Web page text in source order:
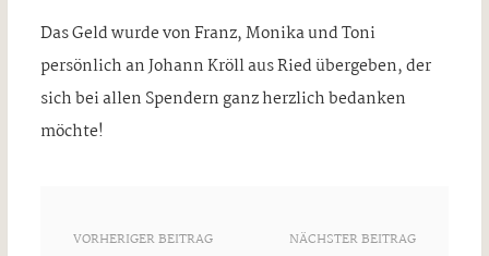
Das Geld wurde von Franz, Monika und Toni
persönlich an Johann Kröll aus Ried übergeben, der
sich bei allen Spendern ganz herzlich bedanken
möchte!
VORHERIGER BEITRAG NÄCHSTER BEITRAG